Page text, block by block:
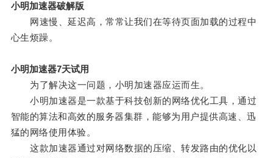
小明加速器破解版
网速慢、延迟高，常常让我们在等待页面加载的过程中
心生烦躁。
小明加速器7天试用
为了解决这一问题，小明加速器应运而生。
小明加速器是一款基于科技创新的网络优化工具，通过
智能的算法和高效的服务器集群，能够为用户提供高速、迅
猛的网络使用体验。
这款加速器通过对网络数据的压缩、转发路由的优化以